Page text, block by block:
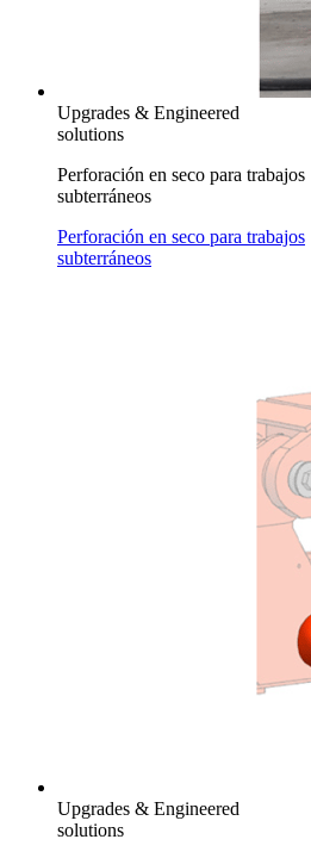
Upgrades & Engineered
solutions
Perforación en seco para trabajos
subterráneos
Perforación en seco para trabajos
subterráneos
Upgrades & Engineered
solutions